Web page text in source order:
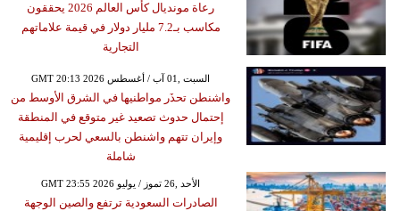
رعاة مونديال كأس العالم 2026 يحققون
مكاسب بـ7.2 مليار دولار في قيمة علاماتهم
التجارية
GMT 20:13 2026 السبت ,01 آب / أغسطس
واشنطن تحذَر مواطنيها في الشرق الأوسط من
إحتمال حدوث تصعيد غير متوقع في المنطقة
وإيران تتهم واشنطن بالسعي لحرب إقليمية
شاملة
GMT 23:55 2026 الأحد ,26 تموز / يوليو
الصادرات السعودية ترتفع والصين الوجهة